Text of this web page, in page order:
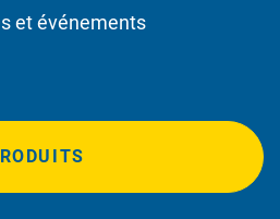
et événements